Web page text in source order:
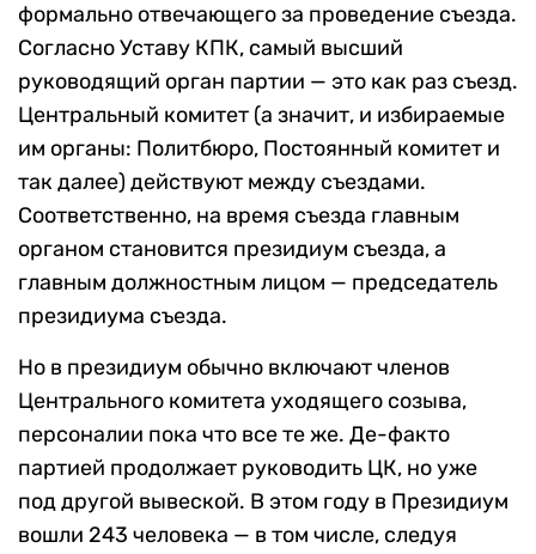
формально отвечающего за проведение съезда.
Согласно Уставу КПК, самый высший
руководящий орган партии — это как раз съезд.
Центральный комитет (а значит, и избираемые
им органы: Политбюро, Постоянный комитет и
так далее) действуют между съездами.
Соответственно, на время съезда главным
органом становится президиум съезда, а
главным должностным лицом — председатель
президиума съезда.
Но в президиум обычно включают членов
Центрального комитета уходящего созыва,
персоналии пока что все те же. Де-факто
партией продолжает руководить ЦК, но уже
под другой вывеской. В этом году в Президиум
вошли 243 человека — в том числе, следуя